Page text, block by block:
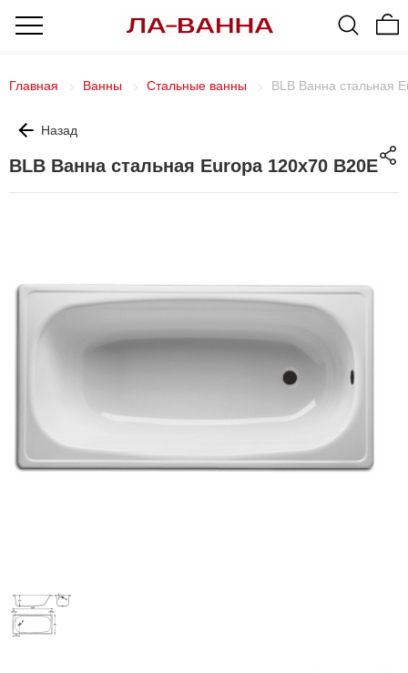
Главная Ванны Стальные ванны BLB Ванна стальная
Назад
BLB Ванна стальная Europa 120x70 B20E